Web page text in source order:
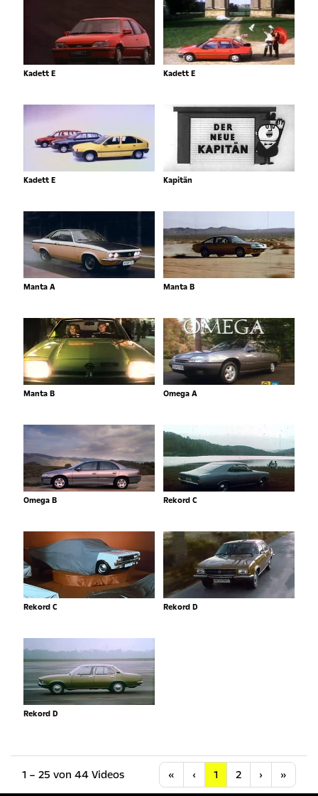
Kadett E Kadett E
Kadett E Kapitän
Manta A Manta B
Manta B Omega A
Omega B Rekord C
Rekord C Rekord D
Rekord D
1 – 25 von 44 Videos « Anfang
‹ Vorherige
1 2 ›Nächste
»